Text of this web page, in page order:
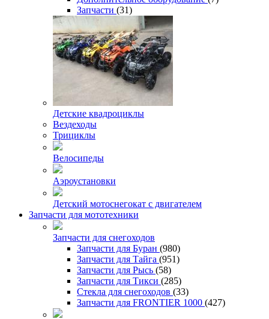
Запчасти (31)
Детские квадроциклы
Вездеходы
Трициклы
Велосипеды
Аэроустановки
Детский мотоснегокат с двигателем
Запчасти для мототехники
Запчасти для снегоходов
Запчасти для Буран (980)
Запчасти для Тайга (951)
Запчасти для Рысь (58)
Запчасти для Тикси (285)
Стекла для снегоходов (33)
Запчасти для FRONTIER 1000 (427)